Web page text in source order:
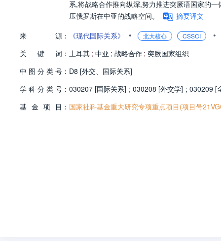
系,将战略合作推向纵深,努力推进突厥语国家的
压俄罗斯在中亚的战略空间。
摘要译文
来
源： 《现代国际关系》 • 北大核心 CSSCI •
关
键 词： 土耳其 ; 中亚 ; 战略合作 ; 突厥国家组织
中 图 分 类 号： D8 [外交、国际关系]
学 科 分 类 号： 030207 [国际关系] ; 030208 [外交学] ; 030209 [
基 金 项 目： 国家社科基金重大研究专项重点项目(项目号